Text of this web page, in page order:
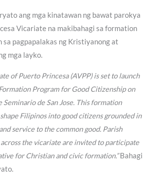
ang mga kinatawan ng bawat parokya
Vicariate na makibahagi sa formation
sa pagpapalakas ng Kristiyanong at
mga layko.
of Puerto Princesa (AVPP) is set to launch
Program for Good Citizenship on
Seminario de San Jose. This formation
Filipinos into good citizens grounded in
service to the common good. Parish
the vicariate are invited to participate
for Christian and civic formation.”Bahagi